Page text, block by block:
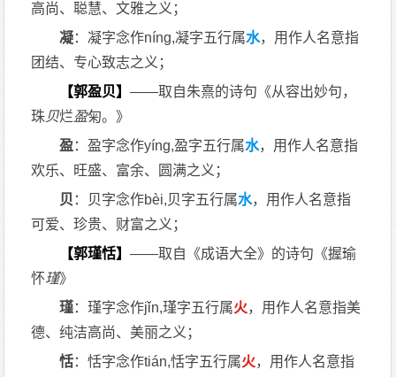
高尚、聪慧、文雅之义；
凝：凝字念作níng,凝字五行属水，用作人名意指
团结、专心致志之义；
【郭盈贝】——取自朱熹的诗句《从容出妙句，
珠贝烂盈匊。》
盈：盈字念作yíng,盈字五行属水，用作人名意指
欢乐、旺盛、富余、圆满之义；
贝 ：贝字念作bèi,贝字五行属水，用作人名意指
可爱、珍贵、财富之义；
【郭瑾恬】——取自《成语大全》的诗句《握瑜
怀瑾》
瑾：瑾字念作jǐn,瑾字五行属火，用作人名意指美
德、纯洁高尚、美丽之义；
恬：恬字念作tián,恬字五行属火，用作人名意指